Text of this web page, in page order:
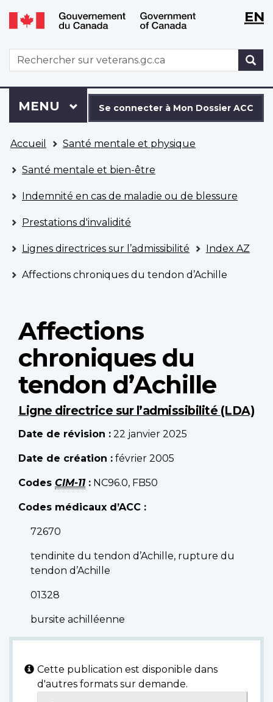
Aller
au
principal
Passer
à
version
HTML
simplifiée
WxT
WxTEN
WxT
Search
form
connecter
à
Dossier
ACC
Se connecter à Mon Dossier ACC
Menu
MENU PRINCIPAL
êtes
ici
Accueil Santé mentale et physique
Santé mentale et bien-être
Indemnité en cas de maladie ou de blessure
Prestations d'invalidité
Lignes directrices sur l’admissibilité Index AZ
Affections chroniques du tendon d’Achille
Affections
chroniques du
tendon d’Achille
Ligne directrice sur l’admissibilité (LDA)
Date de révision : 22 janvier 2025
Date de création : février 2005
Codes CIM-11: NC96.0, FB50
Codes médicaux d’ACC :
72670
tendinite du tendon d’Achille, rupture du
tendon d’Achille
01328
bursite achilléenne
Cette publication est disponible dans
d'autres formats sur demande.